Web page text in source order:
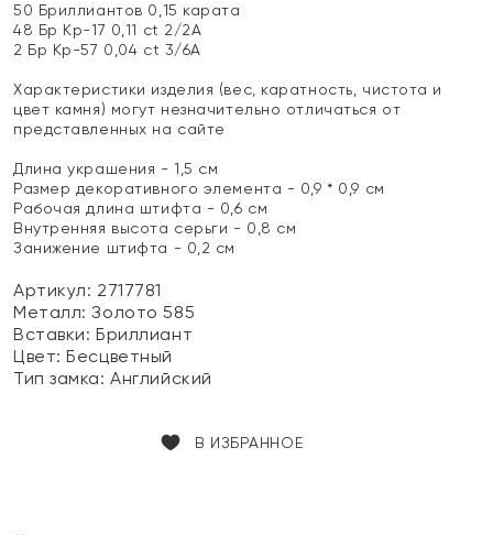
50 Бриллиантов 0,15 карата
48 Бр Кр-17 0,11 ct 2/2А
2 Бр Кр-57 0,04 ct 3/6А
Характеристики изделия (вес, каратность, чистота и
цвет камня) могут незначительно отличаться от
представленных на сайте
Длина украшения - 1,5 см
Размер декоративного элемента - 0,9 * 0,9 см
Рабочая длина штифта - 0,6 см
Внутренняя высота серьги - 0,8 см
Занижение штифта - 0,2 см
Артикул: 2717781
Металл:Золото 585
Вставки:Бриллиант
Цвет:Бесцветный
Тип замка:Английский
В ИЗБРАННОЕ